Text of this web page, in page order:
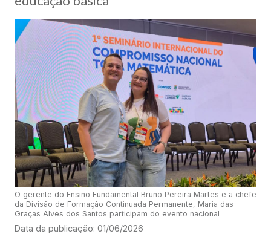
O gerente do Ensino Fundamental Bruno Pereira Martes e a chefe
da Divisão de Formação Continuada Permanente, Maria das
Graças Alves dos Santos participam do evento nacional
Data da publicação: 01/06/2026